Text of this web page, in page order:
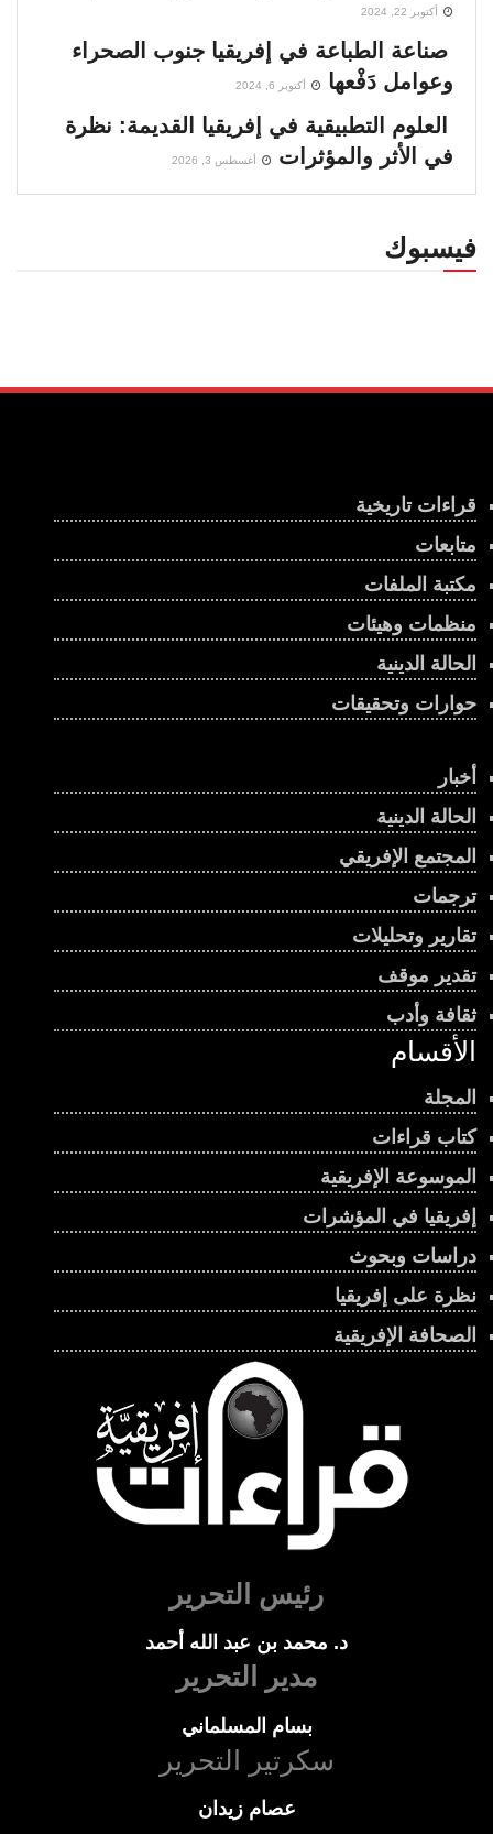
أكتوبر 22, 2024
صناعة الطباعة في إفريقيا جنوب الصحراء
وعوامل دَفْعها
أكتوبر 6, 2024
العلوم التطبيقية في إفريقيا القديمة: نظرة
في الأثر والمؤثرات
أغسطس 3, 2026
فيسبوك
قراءات تاريخية
متابعات
مكتبة الملفات
منظمات وهيئات
الحالة الدينية
حوارات وتحقيقات
أخبار
الحالة الدينية
المجتمع الإفريقي
ترجمات
تقارير وتحليلات
تقدير موقف
ثقافة وأدب
الأقسام
المجلة
كتاب قراءات
الموسوعة الإفريقية
إفريقيا في المؤشرات
دراسات وبحوث
نظرة على إفريقيا
الصحافة الإفريقية
رئيس التحرير
د. محمد بن عبد الله أحمد
مدير التحرير
بسام المسلماني
سكرتير التحرير
عصام زيدان